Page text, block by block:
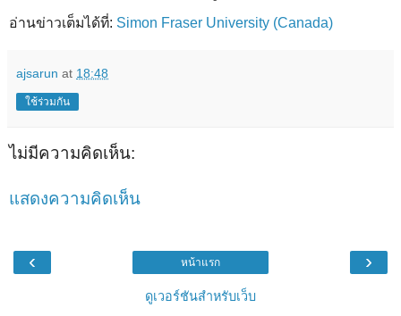
อ่านข่าวเต็มได้ที่: Simon Fraser University (Canada)
ajsarun at 18:48
ใช้ร่วมกัน
ไม่มีความคิดเห็น:
แสดงความคิดเห็น
‹ ›
หน้าแรก
ดูเวอร์ชันสำหรับเว็บ